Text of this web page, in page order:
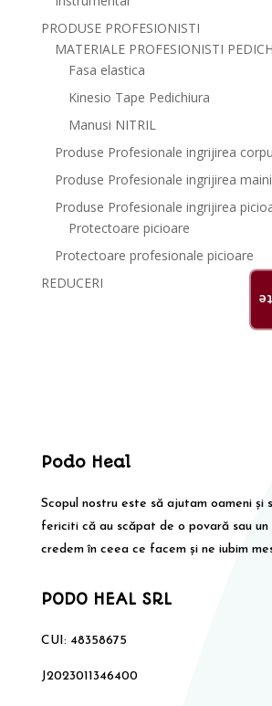
PRODUSE PROFESIONISTI
MATERIALE PROFESIONISTI
Fasa elastica
Kinesio Tape Pedichiura
Manusi NITRIL
Produse Profesionale ingrijirea
Produse Profesionale ingrijirea
Produse Profesionale ingrijirea
Protectoare picioare
Protectoare profesionale picioare
REDUCERI
Podo Heal
Scopul nostru este să ajutam oameni și
fericiti că au scăpat de o povară sau un
credem în ceea ce facem și ne iubim
PODO HEAL SRL
CUI: 48358675
J2023011346400